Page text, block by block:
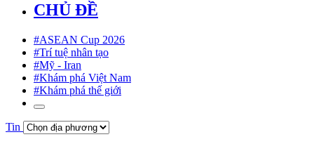
CHỦ ĐỀ
#ASEAN Cup 2026
#Trí tuệ nhân tạo
#Mỹ - Iran
#Khám phá Việt Nam
#Khám phá thế giới
Tin